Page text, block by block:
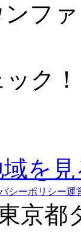
フ
ク！
を
シーポリシー運
京